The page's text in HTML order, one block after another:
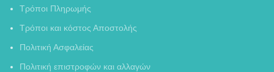
Τρόποι Πληρωμής
Τρόποι και κόστος Αποστολής
Πολιτική Ασφαλείας
Πολιτική επιστροφών και αλλαγών